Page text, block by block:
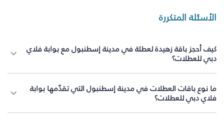
الأسئلة المتكررة
كيف أحجز باقة زهيدة لعطلة في مدينة إسطنبول مع بوابة فلاي
دبي للعطلات؟
ما نوع باقات العطلات في مدينة إسطنبول التي تقدّمها بوابة
فلاي دبي للعطلات؟